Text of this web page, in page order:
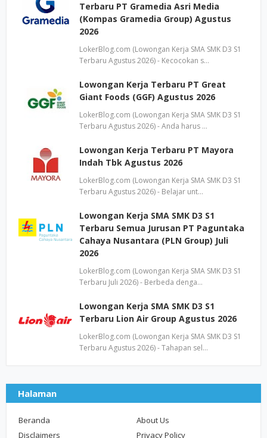
Terbaru PT Gramedia Asri Media
(Kompas Gramedia Group) Agustus
2026
LokerBlog.com (Lowongan Kerja SMA SMK D3 S1
Terbaru Agustus 2026) - Kecocokan s…
Lowongan Kerja Terbaru PT Great
Giant Foods (GGF) Agustus 2026
LokerBlog.com (Lowongan Kerja SMA SMK D3 S1
Terbaru Agustus 2026) - Anda harus …
Lowongan Kerja Terbaru PT Mayora
Indah Tbk Agustus 2026
LokerBlog.com (Lowongan Kerja SMA SMK D3 S1
Terbaru Agustus 2026) - Belajar unt…
Lowongan Kerja SMA SMK D3 S1
Terbaru Semua Jurusan PT Paguntaka
Cahaya Nusantara (PLN Group) Juli
2026
LokerBlog.com (Lowongan Kerja SMA SMK D3 S1
Terbaru Juli 2026) - Berbeda denga…
Lowongan Kerja SMA SMK D3 S1
Terbaru Lion Air Group Agustus 2026
LokerBlog.com (Lowongan Kerja SMA SMK D3 S1
Terbaru Agustus 2026) - Tahapan sel…
Halaman
Beranda
About Us
Disclaimers
Privacy Policy